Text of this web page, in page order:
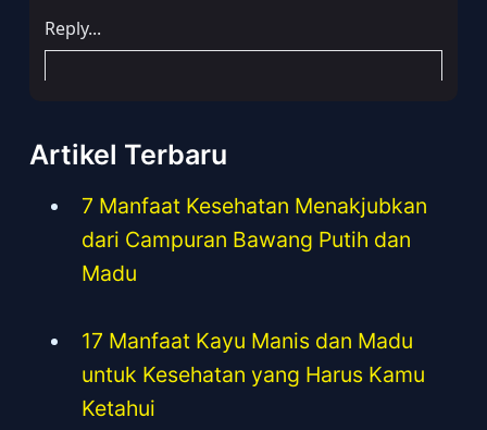
Artikel Terbaru
7 Manfaat Kesehatan Menakjubkan
dari Campuran Bawang Putih dan
Madu
17 Manfaat Kayu Manis dan Madu
untuk Kesehatan yang Harus Kamu
Ketahui